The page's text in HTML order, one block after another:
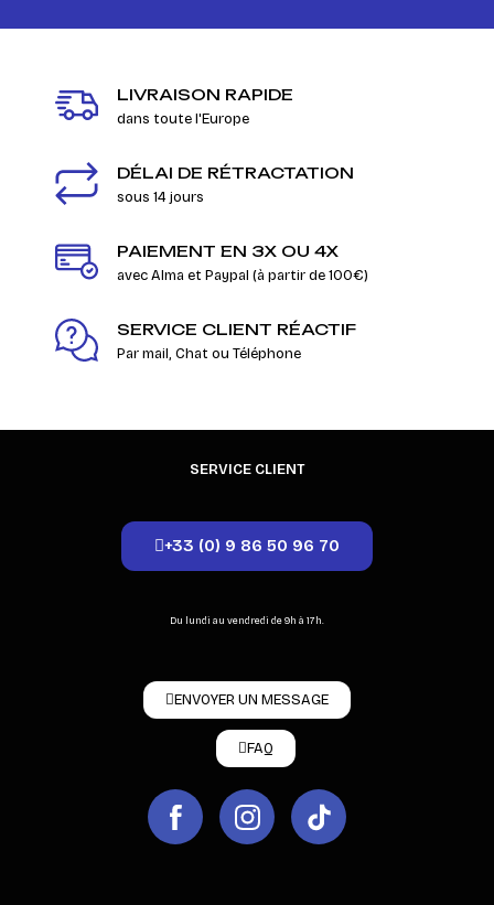
LIVRAISON RAPIDE
dans toute l'Europe
DÉLAI DE RÉTRACTATION
sous 14 jours
PAIEMENT EN 3X OU 4X
avec Alma et Paypal (à partir de 100€)
SERVICE CLIENT RÉACTIF
Par mail, Chat ou Téléphone
SERVICE CLIENT
+33 (0) 9 86 50 96 70
Du lundi au vendredi de 9h à 17h.
ENVOYER UN MESSAGE
FAQ